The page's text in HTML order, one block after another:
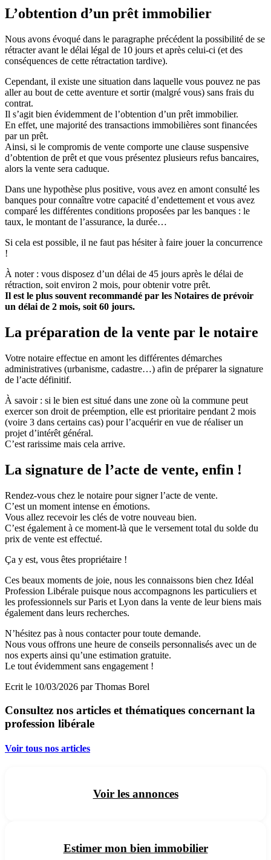
L’obtention d’un prêt immobilier
Nous avons évoqué dans le paragraphe précédent la possibilité de se
rétracter avant le délai légal de 10 jours et après celui-ci (et des
conséquences de cette rétractation tardive).
Cependant, il existe une situation dans laquelle vous pouvez ne pas
aller au bout de cette aventure et sortir (malgré vous) sans frais du
contrat.
Il s’agit bien évidemment de l’obtention d’un prêt immobilier.
En effet, une majorité des transactions immobilières sont financées
par un prêt.
Ainsi, si le compromis de vente comporte une clause suspensive
d’obtention de prêt et que vous présentez plusieurs refus bancaires,
alors la vente sera caduque.
Dans une hypothèse plus positive, vous avez en amont consulté les
banques pour connaître votre capacité d’endettement et vous avez
comparé les différentes conditions proposées par les banques : le
taux, le montant de l’assurance, la durée…
Si cela est possible, il ne faut pas hésiter à faire jouer la concurrence
!
À noter : vous disposez d’un délai de 45 jours après le délai de
rétraction, soit environ 2 mois, pour obtenir votre prêt.
Il est le plus souvent recommandé par les Notaires de prévoir
un délai de 2 mois, soit 60 jours.
La préparation de la vente par le notaire
Votre notaire effectue en amont les différentes démarches
administratives (urbanisme, cadastre…) afin de préparer la signature
de l’acte définitif.
À savoir : si le bien est situé dans une zone où la commune peut
exercer son droit de préemption, elle est prioritaire pendant 2 mois
(voire 3 dans certains cas) pour l’acquérir en vue de réaliser un
projet d’intérêt général.
C’est rarissime mais cela arrive.
La signature de l’acte de vente, enfin !
Rendez-vous chez le notaire pour signer l’acte de vente.
C’est un moment intense en émotions.
Vous allez recevoir les clés de votre nouveau bien.
C’est également à ce moment-là que le versement total du solde du
prix de vente est effectué.
Ça y est, vous êtes propriétaire !
Ces beaux moments de joie, nous les connaissons bien chez Idéal
Profession Libérale puisque nous accompagnons les particuliers et
les professionnels sur Paris et Lyon dans la vente de leur biens mais
également dans leurs recherches.
N’hésitez pas à nous contacter pour toute demande.
Nous vous offrons une heure de conseils personnalisés avec un de
nos experts ainsi qu’une estimation gratuite.
Le tout évidemment sans engagement !
Ecrit le 10/03/2026 par Thomas Borel
Consultez nos articles et thématiques concernant la
profession libérale
Voir tous nos articles
Voir les annonces
Estimer mon bien immobilier